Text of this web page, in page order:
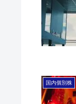
国内個別株